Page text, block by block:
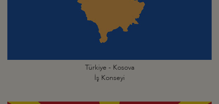
Türkiye - Kosova
İş Konseyi